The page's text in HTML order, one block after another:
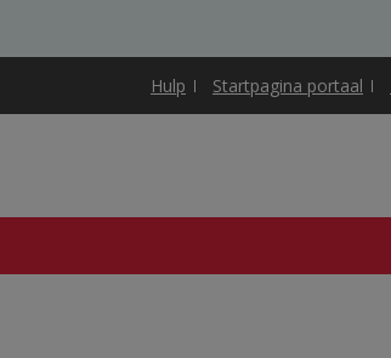
Hulp Startpagina portaal